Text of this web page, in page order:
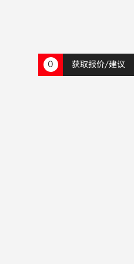
0 获取报价/建议